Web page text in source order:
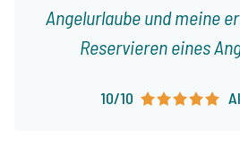
Angelurlaube und meine
Reservieren eines
10/10